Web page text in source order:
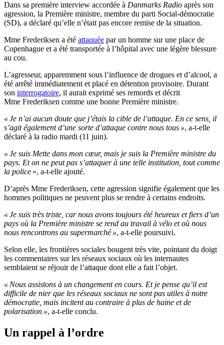
Dans sa première interview accordée à Danmarks Radio après son
agression, la Première ministre, membre du parti Social-démocratie
(SD), a déclaré qu’elle n’était pas encore remise de la situation.
Mme Frederiksen a été attaquée par un homme sur une place de
Copenhague et a été transportée à l’hôpital avec une légère blessure
au cou.
L’agresseur, apparemment sous l’influence de drogues et d’alcool, a
été arrêté immédiatement et placé en détention provisoire. Durant
son interrogatoire, il aurait exprimé ses remords et décrit
Mme Frederiksen comme une bonne Première ministre.
« Je n’ai aucun doute que j’étais la cible de l’attaque. En ce sens, il
s’agit également d’une sorte d’attaque contre nous tous », a-t-elle
déclaré à la radio mardi (11 juin).
« Je suis Mette dans mon cœur, mais je suis la Première ministre du
pays. Et on ne peut pas s’attaquer à une telle institution, tout comme
la police », a-t-elle ajouté.
D’après Mme Frederiksen, cette agression signifie également que les
hommes politiques ne peuvent plus se rendre à certains endroits.
« Je suis très triste, car nous avons toujours été heureux et fiers d’un
pays où la Première ministre se rend au travail à vélo et où nous
nous rencontrons au supermarché », a-t-elle poursuivi.
Selon elle, les frontières sociales bougent très vite, pointant du doigt
les commentaires sur les réseaux sociaux où les internautes
semblaient se réjouir de l’attaque dont elle a fait l’objet.
« Nous assistons à un changement en cours. Et je pense qu’il est
difficile de nier que les réseaux sociaux ne sont pas utiles à notre
démocratie, mais incitent au contraire à plus de haine et de
polarisation », a-t-elle conclu.
Un rappel à l’ordre